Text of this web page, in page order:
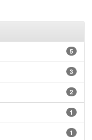
5
3
2
1
1